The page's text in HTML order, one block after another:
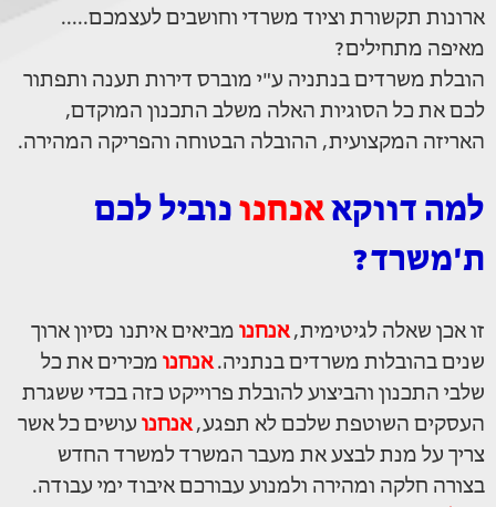
ארונות תקשורת וציוד משרדי וחושבים לעצמכם.....
מאיפה מתחילים?
הובלת משרדים בנתניה ע"י מוברס דירות תענה ותפתור
לכם את כל הסוגיות האלה משלב התכנון המוקדם,
האריזה המקצועית, ההובלה הבטוחה והפריקה המהירה.
למה דווקאאנחנו נוביל לכם
ת'משרד?
זו אכן שאלה לגיטימית,אנחנו מביאים איתנו נסיון ארוך
שנים בהובלות משרדים בנתניה.אנחנו מכירים את כל
שלבי התכנון והביצוע להובלת פרוייקט כזה בכדי ששגרת
העסקים השוטפת שלכם לא תפגע,אנחנו עושים כל אשר
צריך על מנת לבצע את מעבר המשרד למשרד החדש
בצורה חלקה ומהירה ולמנוע עבורכם איבוד ימי עבודה.